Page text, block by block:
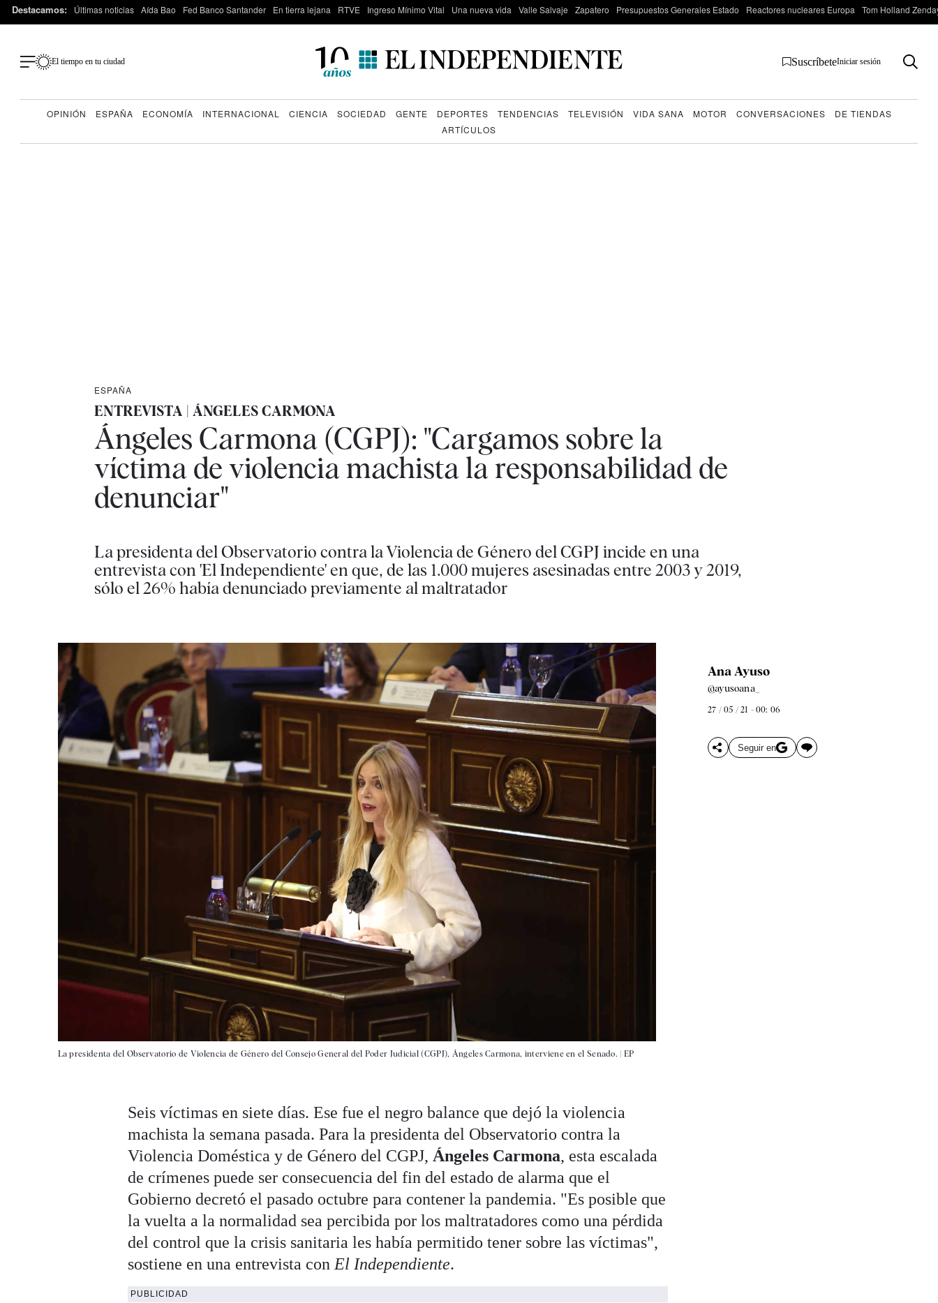
Destacamos: Últimas noticias Aída Bao Fed Banco Santander En tierra lejana RTVE Ingreso Mínimo Vital Una nueva vida Valle Salvaje Zapatero Presupuestos Generales Estado Reactores nucleares Europa Tom Holland
El tiempo en tu ciudad SuscríbeteIniciar sesión
OPINIÓN ESPAÑA ECONOMÍA INTERNACIONAL CIENCIA SOCIEDAD GENTE DEPORTES TENDENCIAS TELEVISIÓN VIDA SANA MOTOR CONVERSACIONES
DE TIENDAS
ARTÍCULOS
ESPAÑA
ENTREVISTA | ÁNGELES CARMONA
Ángeles Carmona (CGPJ): "Cargamos sobre la
víctima de violencia machista la responsabilidad de
denunciar"
La presidenta del Observatorio contra la Violencia de Género del CGPJ incide en una
entrevista con 'El Independiente' en que, de las 1.000 mujeres asesinadas entre 2003 y 2019,
sólo el 26% había denunciado previamente al maltratador
La presidenta del Observatorio de Violencia de Género del Consejo General del Poder Judicial (CGPJ), Ángeles Carmona, interviene en el Senado. | EP
Ana Ayuso
@ayusoana_
27 / 05 / 21 - 00: 06
Seguir en
Seis víctimas en siete días. Ese fue el negro balance que dejó la violencia
machista la semana pasada. Para la presidenta del Observatorio contra la
Violencia Doméstica y de Género del CGPJ,Ángeles Carmona, esta escalada
de crímenes puede ser consecuencia del fin del estado de alarma que el
Gobierno decretó el pasado octubre para contener la pandemia. "Es posible que
la vuelta a la normalidad sea percibida por los maltratadores como una pérdida
del control que la crisis sanitaria les había permitido tener sobre las víctimas",
sostiene en una entrevista conEl Independiente.
PUBLICIDAD